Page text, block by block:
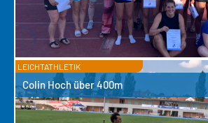
LEICHTATHLETIK
Colin Hoch über 400m